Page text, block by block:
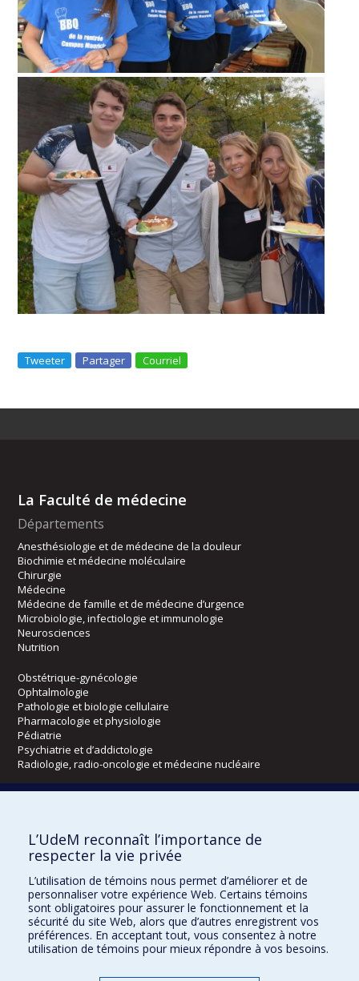
Tweeter Partager Courriel
La Faculté de médecine
Départements
Anesthésiologie et de médecine de la douleur
Biochimie et médecine moléculaire
Chirurgie
Médecine
Médecine de famille et de médecine d’urgence
Microbiologie, infectiologie et immunologie
Neurosciences
Nutrition
Obstétrique-gynécologie
Ophtalmologie
Pathologie et biologie cellulaire
Pharmacologie et physiologie
Pédiatrie
Psychiatrie et d’addictologie
Radiologie, radio-oncologie et médecine nucléaire
Kinésiologie et des sciences de l’activité physique
Orthophonie et audiologie
Directions
DPC
CPASS
L’UdeM reconnaît l’importance de
respecter la vie privée
L’utilisation de témoins nous permet d’améliorer et de
personnaliser votre expérience Web. Certains témoins
sont obligatoires pour assurer le fonctionnement et la
sécurité du site Web, alors que d’autres enregistrent vos
préférences. En acceptant tout, vous consentez à notre
utilisation de témoins pour mieux répondre à vos besoins.